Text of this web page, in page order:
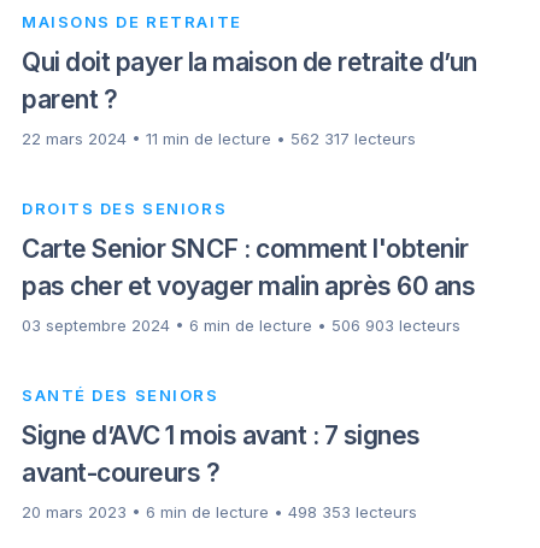
MAISONS DE RETRAITE
Qui doit payer la maison de retraite d’un
parent ?
22 mars 2024 • 11 min de lecture • 562 317 lecteurs
DROITS DES SENIORS
Carte Senior SNCF : comment l'obtenir
pas cher et voyager malin après 60 ans
03 septembre 2024 • 6 min de lecture • 506 903 lecteurs
SANTÉ DES SENIORS
Signe d’AVC 1 mois avant : 7 signes
avant-coureurs ?
20 mars 2023 • 6 min de lecture • 498 353 lecteurs